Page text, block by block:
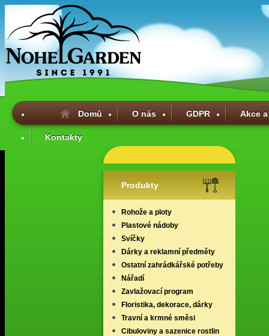
Domů O nás GDPR Akce
Kontakty
Produkty
Rohože a ploty
Plastové nádoby
Svíčky
Dárky a reklamní předměty
Ostatní zahrádkářské potřeby
Nářadí
Zavlažovací program
Floristika, dekorace, dárky
Travní a krmné směsi
Cibuloviny a sazenice rostlin